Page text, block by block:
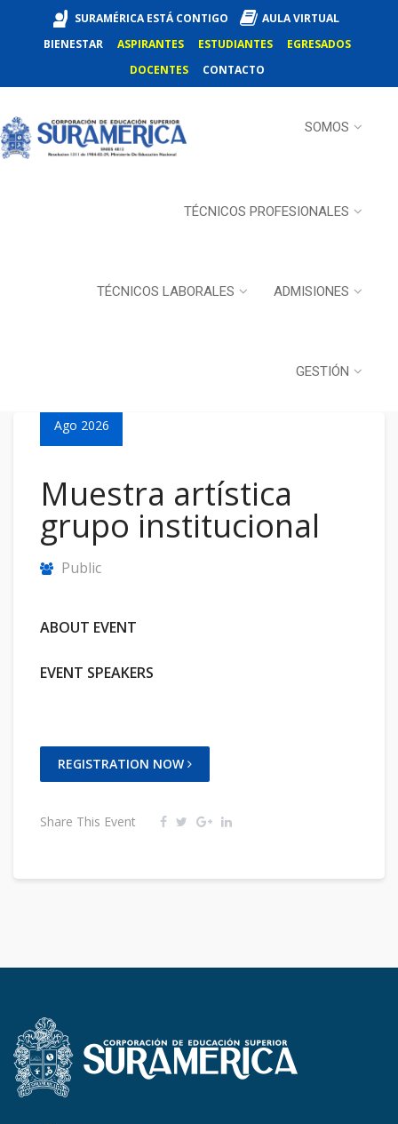
SURAMÉRICA ESTÁ CONTIGO
AULA VIRTUAL
BIENESTAR
ASPIRANTES ESTUDIANTES
EGRESADOS
DOCENTES
CONTACTO
SOMOS
TÉCNICOS PROFESIONALES
TÉCNICOS LABORALES ADMISIONES
GESTIÓN
Ago 2026
Muestra artística
grupo institucional
Public
ABOUT EVENT
EVENT SPEAKERS
REGISTRATION NOW
Share This Event